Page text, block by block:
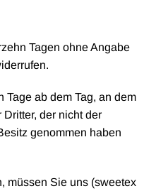
Tagen ohne Angabe
Tage ab dem Tag, an dem
der nicht der
genommen haben
müssen Sie uns (sweetex